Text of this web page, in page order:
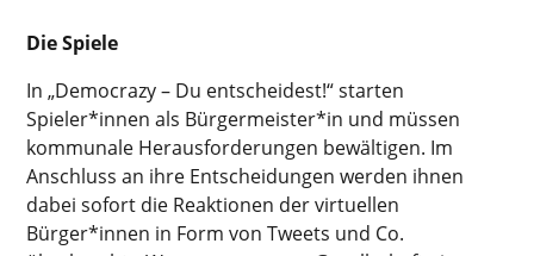
Die Spiele
In „Democrazy – Du entscheidest!“ starten
Spieler*innen als Bürgermeister*in und müssen
kommunale Herausforderungen bewältigen. Im
Anschluss an ihre Entscheidungen werden ihnen
dabei sofort die Reaktionen der virtuellen
Bürger*innen in Form von Tweets und Co.